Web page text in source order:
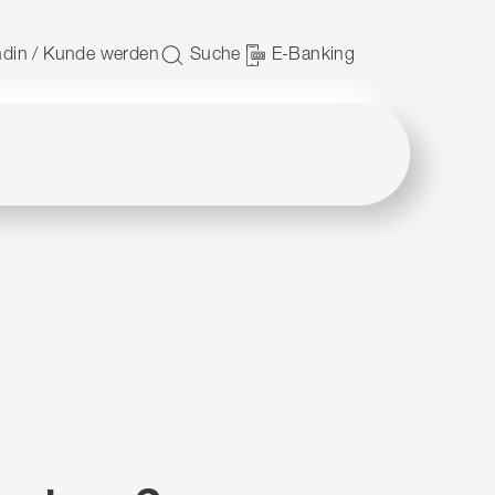
/ Kunde werden Suche E-Banking